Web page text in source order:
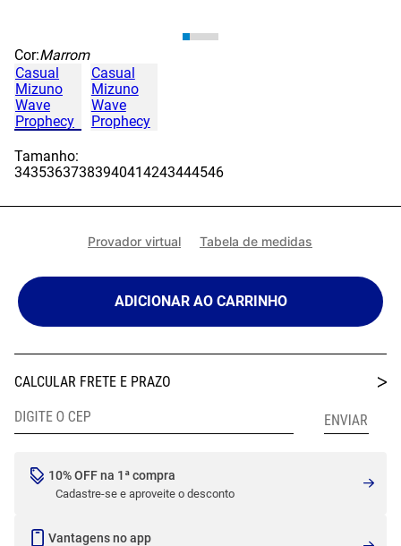
Cor:Marrom
Tamanho:
34353637383940414243444546
Provador virtual Tabela de medidas
ADICIONAR AO CARRINHO
10% OFF na 1ª compra
Cadastre-se e aproveite o desconto
Vantagens no app